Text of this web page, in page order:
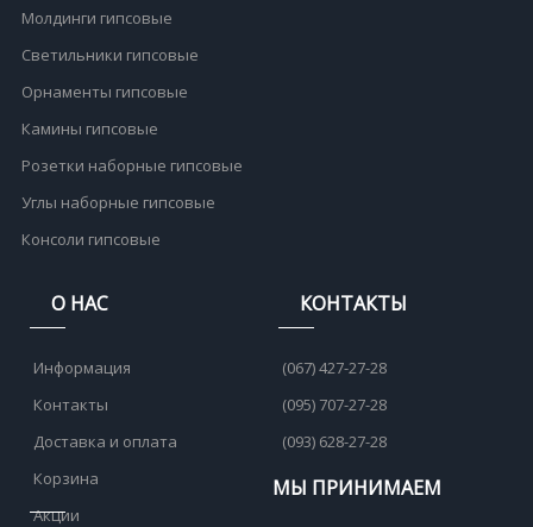
Молдинги гипсовые
Светильники гипсовые
Орнаменты гипсовые
Камины гипсовые
Розетки наборные гипсовые
Углы наборные гипсовые
Консоли гипсовые
О НАС
Информация
Контакты
Доставка и оплата
Корзина
Акции
КОНТАКТЫ
(067) 427-27-28
(095) 707-27-28
(093) 628-27-28
МЫ ПРИНИМАЕМ